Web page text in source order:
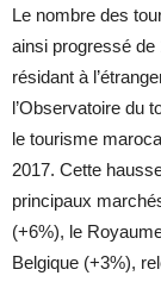
Le nombre des
ainsi progressé
résidant à
l’Observatoire du
le tourisme
2017. Cette
principaux
(+6%), le
Belgique (+3%),